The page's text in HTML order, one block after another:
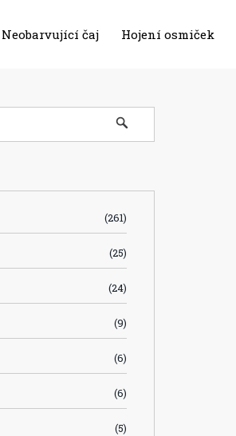
Neobarvující čaj Hojení osmiček
(261)
(25)
(24)
(9)
(6)
(6)
(5)